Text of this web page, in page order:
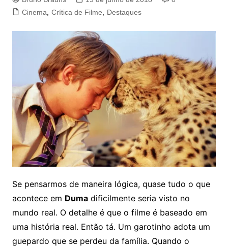
Cinema, Crítica de Filme, Destaques
Se pensarmos de maneira lógica, quase tudo o que
acontece em Dumadificilmente seria visto no
mundo real. O detalhe é que o filme é baseado em
uma história real. Então tá. Um garotinho adota um
guepardo que se perdeu da família. Quando o